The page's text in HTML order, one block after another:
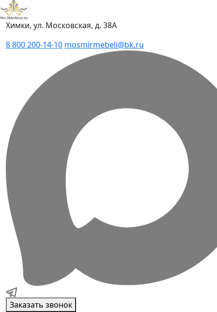
Химки, ул. Московская, д. 38А
8 800 200-14-10 mosmirmebeli@bk.ru
Заказать звонок